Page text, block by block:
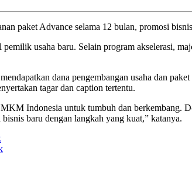
paket Advance selama 12 bulan, promosi
usaha baru. Selain program akselerasi,
dana pengembangan usaha dan
tagar dan caption tertentu.
Indonesia untuk tumbuh dan
baru dengan langkah yang kuat,” katanya.